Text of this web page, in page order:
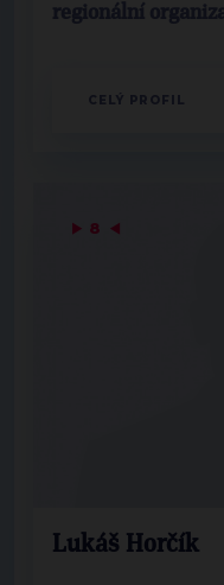
regionální
CELÝ PROFIL
▶ 8 ◀
Lukáš Horčík